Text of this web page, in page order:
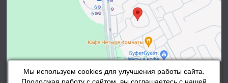
Мы используем cookies для улучшения работы сайта.